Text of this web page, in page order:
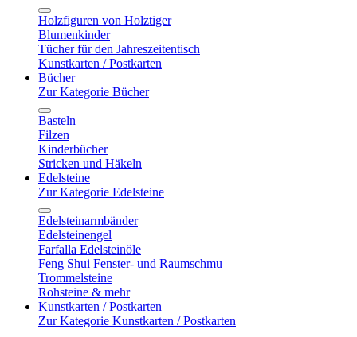
Holzfiguren von Holztiger
Blumenkinder
Tücher für den Jahreszeitentisch
Kunstkarten / Postkarten
Bücher
Zur Kategorie Bücher
Basteln
Filzen
Kinderbücher
Stricken und Häkeln
Edelsteine
Zur Kategorie Edelsteine
Edelsteinarmbänder
Edelsteinengel
Farfalla Edelsteinöle
Feng Shui Fenster- und Raumschmu
Trommelsteine
Rohsteine & mehr
Kunstkarten / Postkarten
Zur Kategorie Kunstkarten / Postkarten